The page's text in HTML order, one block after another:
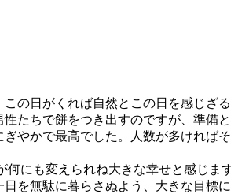
の日がくれば自然とこの日を感じざ
たちで餅をつき出すのですが、準備
やかで最高でした。人数が多ければ
にも変えられね大きな幸せと感じま
を無駄に暮らさぬよう、大きな目標